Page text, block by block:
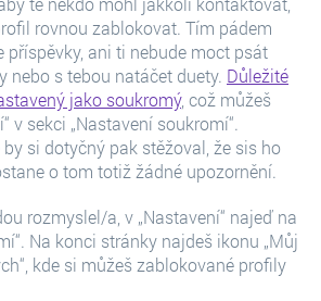
rovnou zablokovat. Tím pádem
příspěvky, ani ti nebude moct psát
nebo s tebou natáčet duety. Důležité
jako soukromý, což můžeš
v sekci „Nastavení soukromí“.
si dotyčný pak stěžoval, že sis ho
o tom totiž žádné upozornění.
rozmyslel/a, v „Nastavení“ najeď na
Na konci stránky najdeš ikonu „Můj
kde si můžeš zablokované profily